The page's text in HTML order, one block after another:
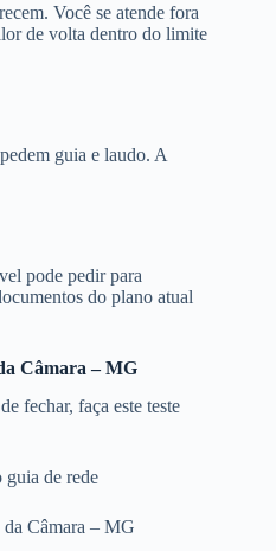
Você se atende fora
de volta dentro do limite
guia e laudo. A
pode pedir para
do plano atual
Câmara – MG
fechar, faça este teste
guia de rede
Câmara – MG